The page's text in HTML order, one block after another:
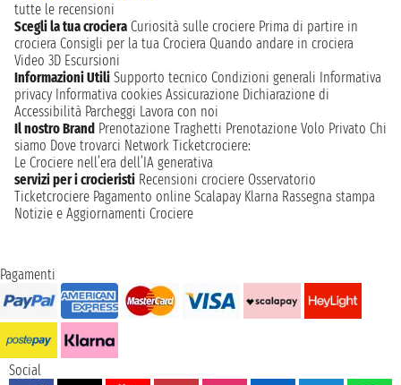
tutte le recensioni
Scegli la tua crociera Curiosità sulle crociere Prima di partire in
crociera Consigli per la tua Crociera Quando andare in crociera
Video 3D Escursioni
Informazioni Utili Supporto tecnico Condizioni generali Informativa
privacy Informativa cookies Assicurazione Dichiarazione di
Accessibilità Parcheggi Lavora con noi
Il nostro Brand Prenotazione Traghetti Prenotazione Volo Privato Chi
siamo Dove trovarci Network Ticketcrociere:
Le Crociere nell’era dell’IA generativa
servizi per i crocieristi Recensioni crociere Osservatorio
Ticketcrociere Pagamento online Scalapay Klarna Rassegna stampa
Notizie e Aggiornamenti Crociere
Pagamenti
Social